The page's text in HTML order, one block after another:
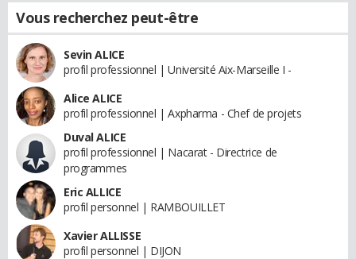
Vous recherchez peut-être
Sevin ALICE
profil professionnel | Université Aix-Marseille I -
Alice ALICE
profil professionnel | Axpharma - Chef de projets
Duval ALICE
profil professionnel | Nacarat - Directrice de
programmes
Eric ALLICE
profil personnel | RAMBOUILLET
Xavier ALLISSE
profil personnel | DIJON